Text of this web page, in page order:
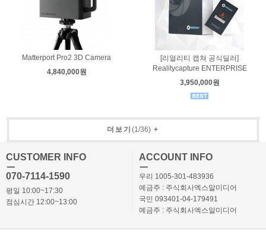
Matterport Pro2 3D Camera
4,840,000원
[리얼리티 캡쳐 공식딜러]
Realitycapture ENTERPRISE
3,950,000원
더보기 (1/36) +
CUSTOMER INFO
ㅡ
070-7114-1590
평일 10:00~17:30
점심시간 12:00~13:00
ACCOUNT INFO
ㅡ
우리 1005-301-483936
예금주 : 주식회사엑스알미디어
국민 093401-04-179491
예금주 : 주식회사엑스알미디어